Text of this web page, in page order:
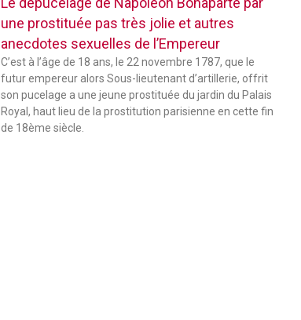
une prostituée pas très jolie et autres
anecdotes sexuelles de l’Empereur
C’est à l’âge de 18 ans, le 22 novembre 1787, que le
futur empereur alors Sous-lieutenant d’artillerie, offrit
son pucelage a une jeune prostituée du jardin du Palais
Royal, haut lieu de la prostitution parisienne en cette fin
de 18ème siècle.